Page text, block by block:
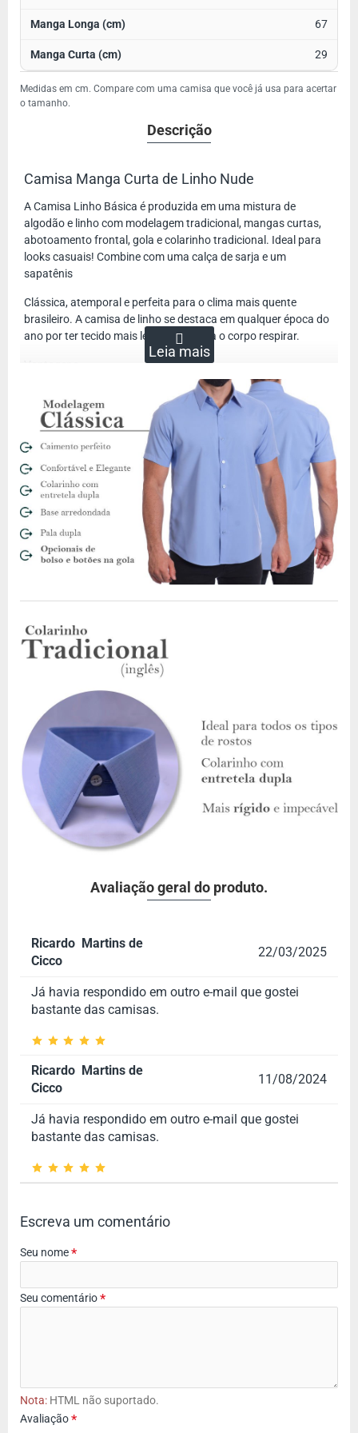
67
29
Medidas em cm. Compare com uma camisa que você já usa para acertar
o tamanho.
Descrição
Camisa Manga Curta de Linho Nude
A Camisa Linho Básica é produzida em uma mistura de
algodão e linho com modelagem tradicional, mangas curtas,
abotoamento frontal, gola e colarinho tradicional. Ideal para
looks casuais! Combine com uma calça de sarja e um
sapatênis
Clássica, atemporal e perfeita para o clima mais quente
brasileiro. A camisa de linho se destaca em qualquer época do
ano por ter tecido mais leve e que deixa o corpo respirar.
A camisa de linho costuma ter caimento mais largo e por isso
também é mais confortável em dias de mais calor. O tecido é
composto por fibras naturais. O que significa que, além de
mais leve, o linho permite que o corpo respire.
Além disso, esse tecido é conhecido pela qualidade. Até por
isso o custo pode ser um pouco mais alto. Mas não deixe de
investir em um peça de linho por isso. Apesar de ter um valor
um pouco mais alto do que peças de algodão ou de tecidos
sintéticos, uma camisa de linho também tem um durabilidade
muito maior.
Por isso, comprar uma camisa de linho significa investir em
uma peça que ficará no seu armário por muito tempo.
Avaliação geral do produto.
Ricardo Martins de
Cicco
22/03/2025
Já havia respondido em outro e-mail que gostei
bastante das camisas.
Ricardo Martins de
Cicco
11/08/2024
Já havia respondido em outro e-mail que gostei
bastante das camisas.
Escreva um comentário
Seu nome
Seu comentário
Nota: HTML não suportado.
Avaliação